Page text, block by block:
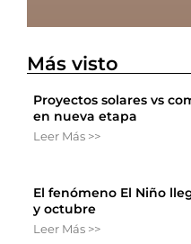
Más visto
Proyectos solares vs
en nueva etapa
Leer Más >>
El fenómeno El Niño
y octubre
Leer Más >>